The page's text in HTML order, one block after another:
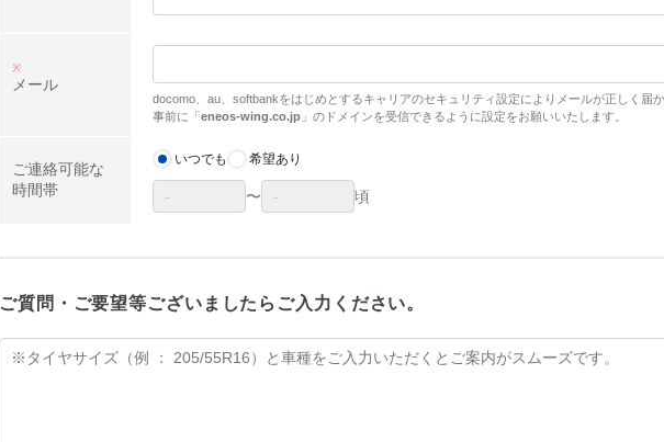
メール
※
docomo、au、softbankをはじめとするキャリアのセキュリティ設定によりメールが正しく届
事前に「eneos-wing.co.jp 」のドメインを受信できるように設定をお願いいたします。
ご連絡可能な
時間帯
いつでも 希望あり
〜 頃
ご質問・ご要望等ございましたらご入力ください。